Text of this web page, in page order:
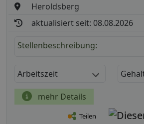
Heroldsberg
aktualisiert seit: 08.08.2026
Stellenbeschreibung:
Arbeitszeit
mehr Details
Teilen